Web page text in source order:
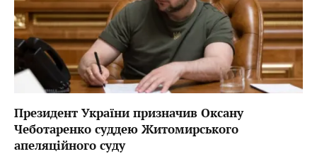
Президент України призначив Оксану
Чеботаренко суддею Житомирського
апеляційного суду